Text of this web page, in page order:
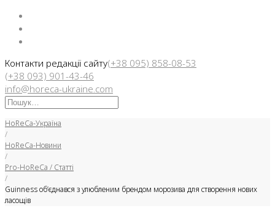
Контакти редакції сайту(+38 095) 858-08-53
(+38 093) 901-43-46
info@horeca-ukraine.com
Искать:
HoReCa-Україна
/
HoReCa-Новини
/
Pro-HoReCa / Статті
/
Guinness об’єднався з улюбленим брендом морозива для створення нових
ласощів